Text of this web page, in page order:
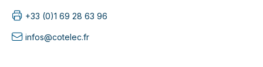
+33 (0)1 69 28 63 96
infos@cotelec.fr